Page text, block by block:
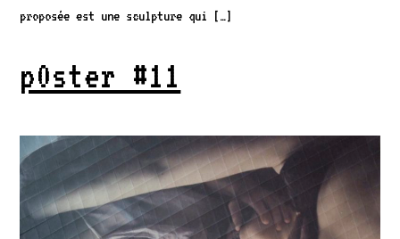
proposée est une sculpture qui […]
p0ster #11